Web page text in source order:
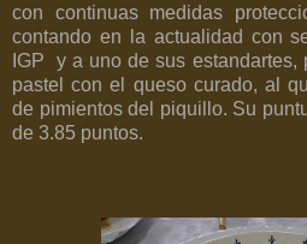
con continuas medidas
contando en la actualidad con
IGP
y a uno de sus estandartes,
pastel con el queso curado, al
de pimientos del piquillo. Su
de 3.85 puntos.